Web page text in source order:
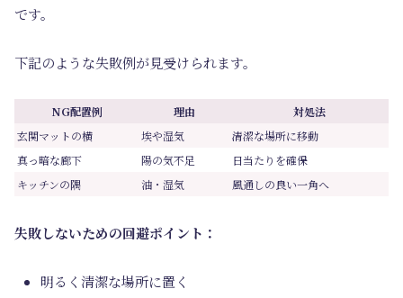
です。
下記のような失敗例が見受けられます。
NG配置例 理由
対処法
玄関マットの横
埃や湿気
清潔な場所に移動
真っ暗な廊下
陽の気不足
日当たりを確保
キッチンの隅
油・湿気 風通しの良い一角へ
失敗しないための回避ポイント：
明るく清潔な場所に置く